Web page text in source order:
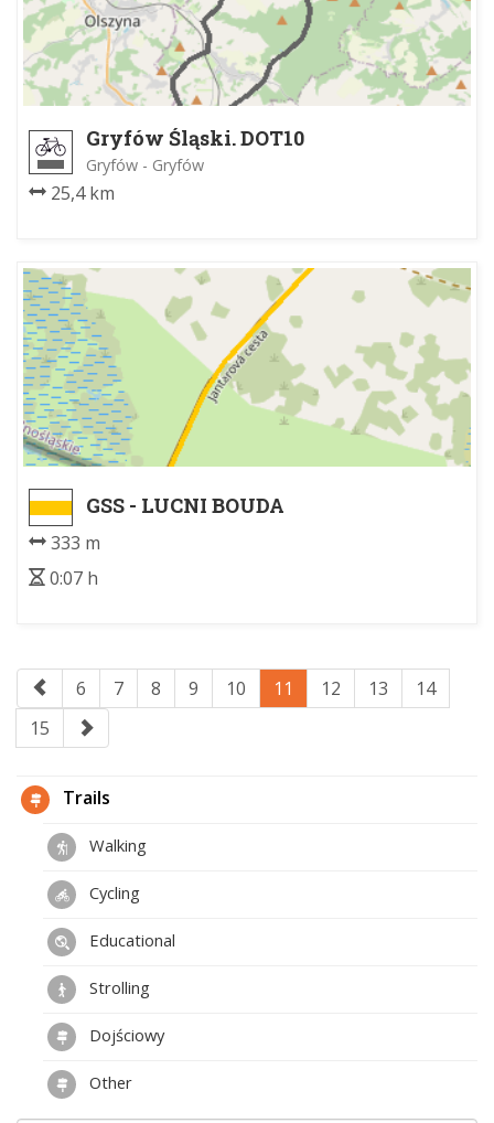
Gryfów Śląski. DOT10
Gryfów - Gryfów
25,4 km
GSS - LUCNI BOUDA
333 m
0:07 h
6 7 8 9 10 11 12 13
14
15
Trails
Walking
Cycling
Educational
Strolling
Dojściowy
Other